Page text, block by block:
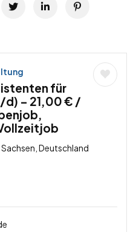
für
d) – 21,00 € /
Deutschland